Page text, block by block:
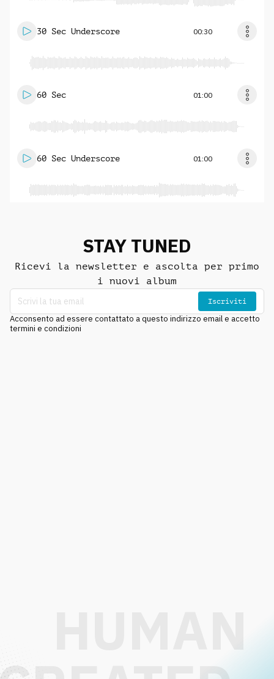
30 Sec Underscore 00:30
60 Sec 01:00
60 Sec Underscore 01:00
STAY TUNED
Ricevi la newsletter e ascolta per primo
i nuovi album
Iscriviti
Acconsento ad essere contattato a questo indirizzo email e accetto
termini e condizioni